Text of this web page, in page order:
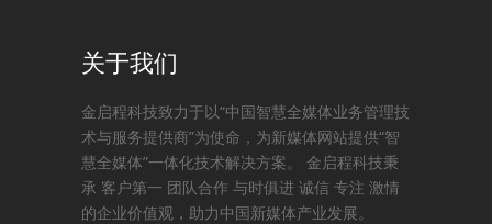
关于我们
金启程科技致力于以“中国智慧全媒体业务管理技
术与服务提供商”为使命，为新媒体网站提供“智
慧全媒体”一体化技术解决方案。 金启程科技秉
承 客户第一 团队合作 与时俱进 诚信 专注 激情
的企业价值观，助力中国新媒体产业发展。